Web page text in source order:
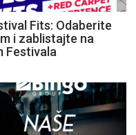
Fits: Odaberite
i zablistajte na
Festivala